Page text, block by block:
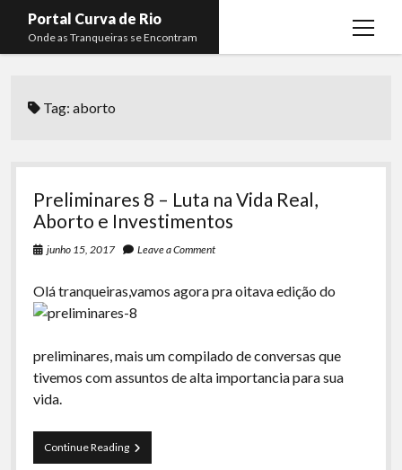
Portal Curva de Rio
Onde as Tranqueiras se Encontram
open
menu
Curva de Rio
Komos
La Siesta Podcast
Rachão na Beira do RIo
Papo Tranqueira
A Ripa É a Lei
Especiais
Membros
Lucas Oliveira
Kaique Xavier
Rafael Almeida
Tag:aborto
Preliminares 8 – Luta na Vida Real,
Aborto e Investimentos
junho 15, 2017 Leave a Comment
Olá tranqueiras,vamos agora pra oitava edição do
preliminares, mais um compilado de conversas que
tivemos com assuntos de alta importancia para sua
vida.
Continue ReadingPreliminares
8